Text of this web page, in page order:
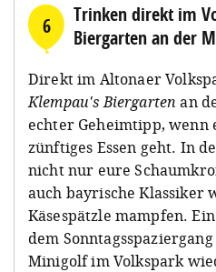
6
Trinken direkt im
Biergarten an der
Direkt im Altonaer
Klempau's Biergarten an
echter Geheimtipp,
zünftiges Essen geht. In
nicht nur eure
auch bayrische Klassiker
Käsespätzle mampfen.
dem
Minigolf im Volkspark